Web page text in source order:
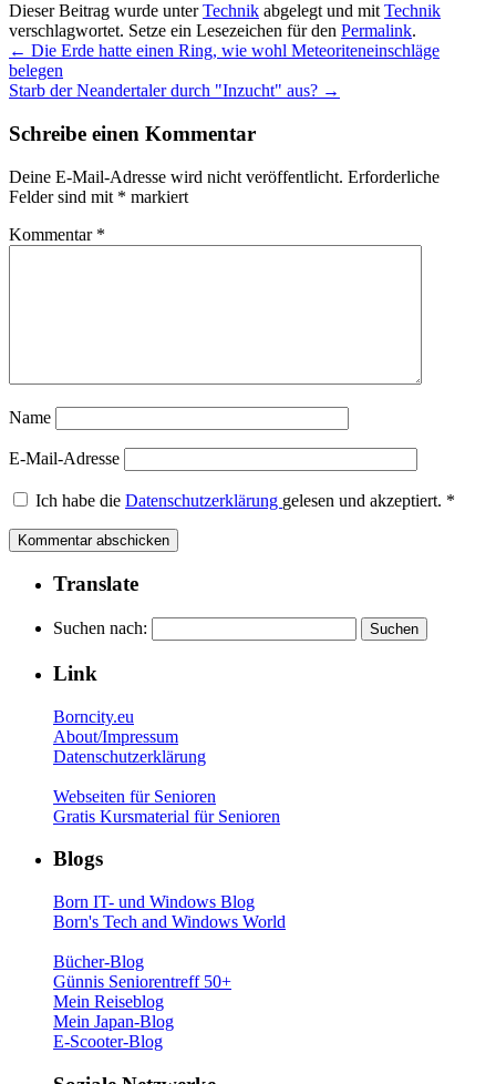
Dieser Beitrag wurde unterTechnik abgelegt und mit Technik
verschlagwortet. Setze ein Lesezeichen für den Permalink.
← Die Erde hatte einen Ring, wie wohl Meteoriteneinschläge
belegen
Starb der Neandertaler durch "Inzucht" aus? →
Schreibe einen Kommentar
Deine E-Mail-Adresse wird nicht veröffentlicht. Erforderliche
Felder sind mit * markiert
Kommentar *
Name
E-Mail-Adresse
Ich habe die Datenschutzerklärung gelesen und akzeptiert. *
Translate
Suchen nach:
Link
Borncity.eu
About/Impressum
Datenschutzerklärung
Webseiten für Senioren
Gratis Kursmaterial für Senioren
Blogs
Born IT- und Windows Blog
Born's Tech and Windows World
Bücher-Blog
Günnis Seniorentreff 50+
Mein Reiseblog
Mein Japan-Blog
E-Scooter-Blog